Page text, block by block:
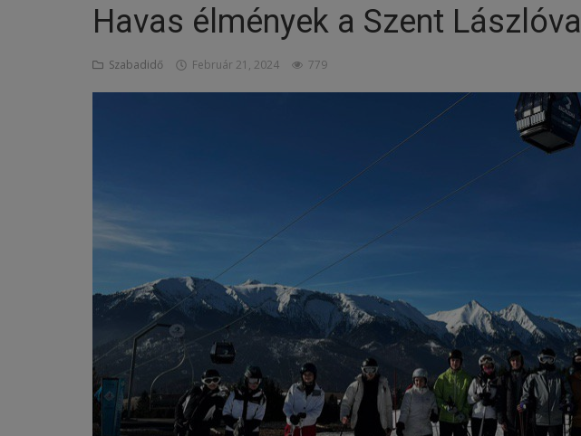
OM azonosító:203167 Tel.:(52)
mail:szentlaszlodebrecen@gmail.c
om Cím:Debrecen, Thomas Mann
Havas élmények a Szent Lászlóval
Szabadidő Február 21, 2024 779